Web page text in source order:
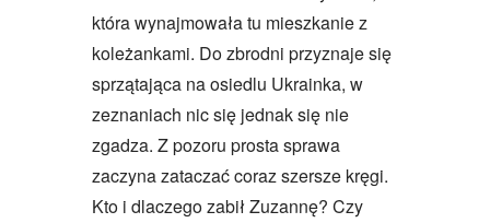
która wynajmowała tu mieszkanie z
koleżankami. Do zbrodni przyznaje się
sprzątająca na osiedlu Ukrainka, w
zeznaniach nic się jednak się nie
zgadza. Z pozoru prosta sprawa
zaczyna zataczać coraz szersze kręgi.
Kto i dlaczego zabił Zuzannę? Czy